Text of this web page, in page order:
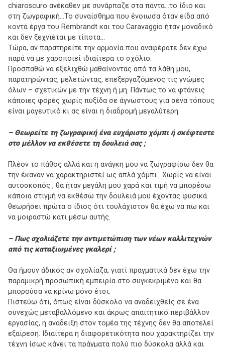
chiaroscuro ανέκαθεν με συνάρπαζε στα πάντα…το ίδιο και
στη ζωγραφική…Το συναίσθημα που ένοιωσα όταν είδα από
κοντά έργα του Rembrandt και του Caravaggio ήταν μοναδικό
και δεν ξεχνιέται με τίποτα…
Τώρα, αν παρατηρείτε την αρμονία που αναφέρατε δεν έχω
παρά να με χαροποιεί ιδιαίτερα το σχόλιο.
Προσπαθώ να εξελιχθώ μαθαίνοντας από τα λάθη μου,
παρατηρώντας, μελετώντας, επεξεργαζόμενος τις γνώμες
όλων – σχετικών με την τέχνη ή μη. Πάντως το να φτάνεις
κάποιες φορές χωρίς πυξίδα σε άγνωστους για σένα τόπους
είναι μαγευτικό κι ας είναι η διαδρομή μεγαλύτερη.
– Θεωρείτε τη ζωγραφική ένα ευχάριστο χόμπι ή σκέφτεστε
στο μέλλον να εκθέσετε τη δουλειά σας ;
Πλέον το πάθος αλλά και η ανάγκη μου να ζωγραφίσω δεν θα
την έκαναν να χαρακτηριστεί ως απλά χόμπι. Χωρίς να είναι
αυτοσκοπός , θα ήταν μεγάλη μου χαρά και τιμή να μπορέσω
κάποια στιγμή να εκθέσω την δουλειά μου έχοντας φυσικά
θεωρήσει πρώτα ο ίδιος ότι τουλάχιστον θα έχω να πω και
να μοιραστώ κάτι μέσω αυτής.
– Πως σχολιάζετε την αντιμετώπιση των νέων καλλιτεχνών
από τις καταξιωμένες γκαλερί ;
Θα ήμουν άδικος αν σχολίαζα, γιατί πραγματικά δεν έχω την
παραμικρή προσωπική εμπειρία στο συγκεκριμένο και θα
μπορούσα να κρίνω μόνο έτσι.
Πιστεύω ότι, όπως είναι δύσκολο να αναδειχθείς σε ένα
συνεχώς μεταβαλλόμενο και άκρως απαιτητικό περιβάλλον
εργασίας, η ανάδειξη στον τομέα της τέχνης δεν θα αποτελεί
εξαίρεση. Ιδιαίτερα η διαφορετικότητα που χαρακτηρίζει την
τέχνη ίσως κάνει τα πράγματα πολύ πιο δύσκολα αλλά και